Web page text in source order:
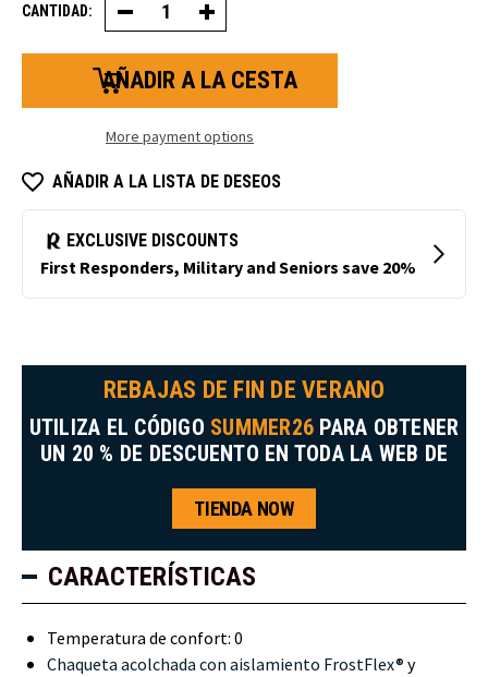
CANTIDAD: Reducir
la
cantidad
de
la
aislante
Aumentar
la
cantidad
fundas
FrostFlex®
More payment options
AÑADIR A LA LISTA DE DESEOS
REBAJAS DE FIN DE VERANO
UTILIZA EL CÓDIGO SUMMER26 PARA OBTENER
UN 20 % DE DESCUENTO EN TODA LA WEB DE
TIENDA NOW
CARACTERÍSTICAS
Temperatura de confort: 0
Chaqueta acolchada con aislamiento FrostFlex® y